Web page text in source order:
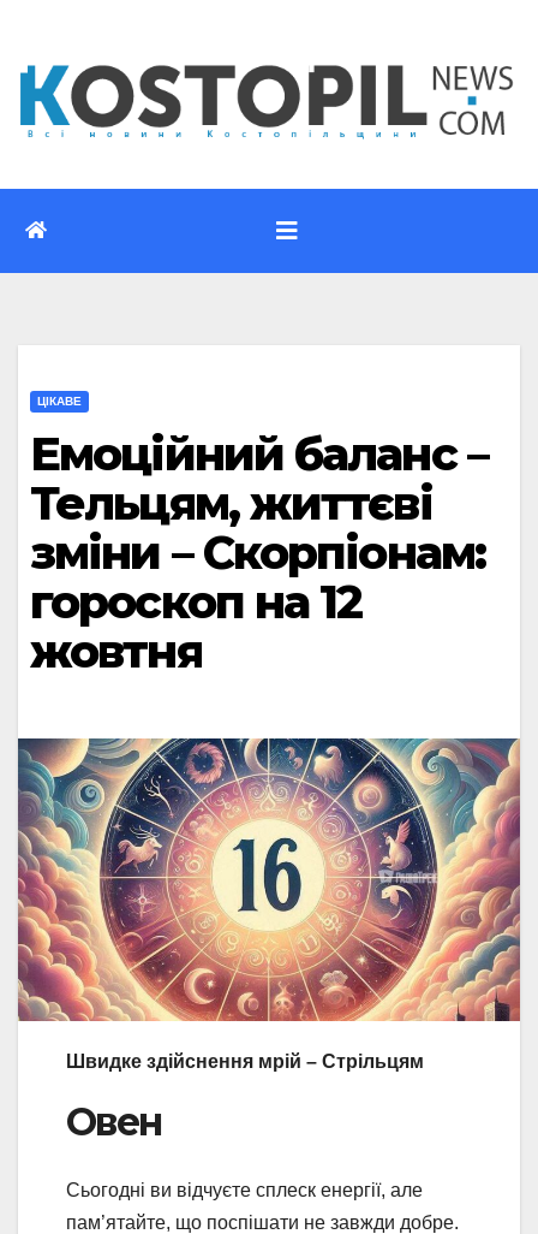
вмісту
ЦІКАВЕ
Емоційний баланс –
Тельцям, життєві
зміни – Скорпіонам:
гороскоп на 12
жовтня
Швидке здійснення мрій – Стрільцям
Овен
Сьогодні ви відчуєте сплеск енергії, але
пам’ятайте, що поспішати не завжди добре.